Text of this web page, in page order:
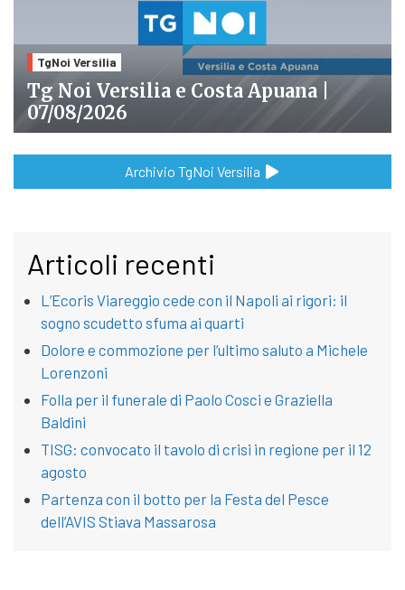
TgNoi Versilia
Tg Noi Versilia e Costa Apuana |
07/08/2026
Archivio TgNoi Versilia
Articoli recenti
L’Ecoris Viareggio cede con il Napoli ai rigori: il
sogno scudetto sfuma ai quarti
Dolore e commozione per l’ultimo saluto a Michele
Lorenzoni
Folla per il funerale di Paolo Cosci e Graziella
Baldini
TISG: convocato il tavolo di crisi in regione per il 12
agosto
Partenza con il botto per la Festa del Pesce
dell’AVIS Stiava Massarosa